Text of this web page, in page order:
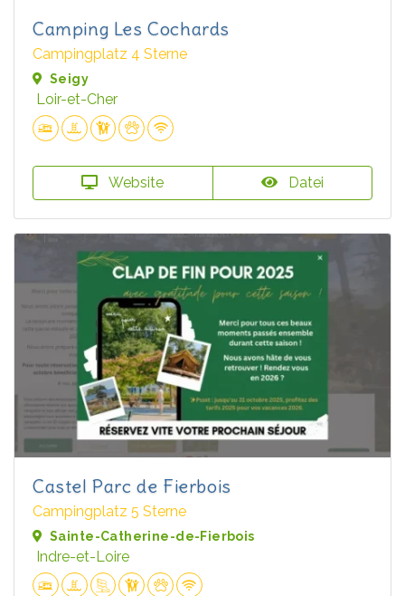
Camping Les Cochards
Campingplatz 4 Sterne
Seigy
Loir-et-Cher
Website Datei
Castel Parc de Fierbois
Campingplatz 5 Sterne
Sainte-Catherine-de-Fierbois
Indre-et-Loire